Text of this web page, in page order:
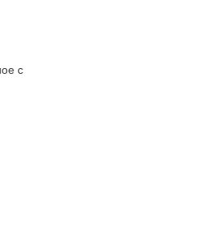
с